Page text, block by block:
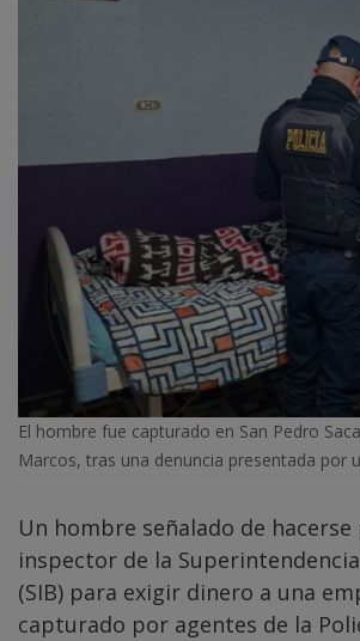
El hombre fue capturado en San Pedro
Marcos, tras una denuncia presentada por
Un hombre señalado de
inspector de la
(SIB) para exigir dinero a una
capturado por agentes de la